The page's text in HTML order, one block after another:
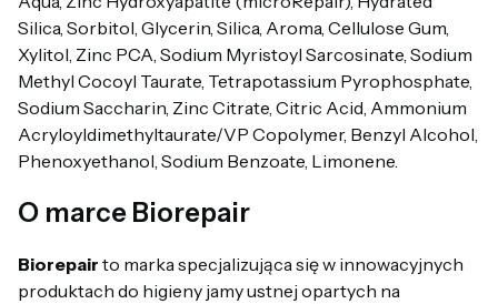
Silica, Sorbitol, Glycerin, Silica, Aroma, Cellulose Gum,
Xylitol, Zinc PCA, Sodium Myristoyl Sarcosinate, Sodium
Methyl Cocoyl Taurate, Tetrapotassium Pyrophosphate,
Sodium Saccharin, Zinc Citrate, Citric Acid, Ammonium
Acryloyldimethyltaurate/VP Copolymer, Benzyl Alcohol,
Phenoxyethanol, Sodium Benzoate, Limonene.
O marce Biorepair
Biorepair to marka specjalizująca się w innowacyjnych
produktach do higieny jamy ustnej opartych na